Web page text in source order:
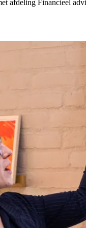
afdeling Financieel